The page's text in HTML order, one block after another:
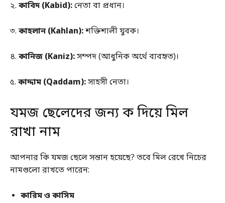
২. কাবিদ (Kabid):নেতা বা প্রধান।
৩. কাহলান (Kahlan):শক্তিশালী যুবক।
৪. কানিজ (Kaniz):সম্পদ (আধুনিক অর্থে ব্যবহৃত)।
৫. কাদ্দাম (Qaddam):সাহসী নেতা।
যমজ ছেলেদের জন্য ক দিয়ে মিল
রাখা নাম
আপনার কি যমজ ছেলে সন্তান হয়েছে? তবে মিল রেখে নিচের
নামগুলো রাখতে পারেন:
কারিম ও কাসিম